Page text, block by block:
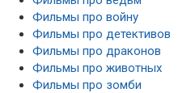
Фильмы про войну
Фильмы про детективов
Фильмы про драконов
Фильмы про животных
Фильмы про зомби